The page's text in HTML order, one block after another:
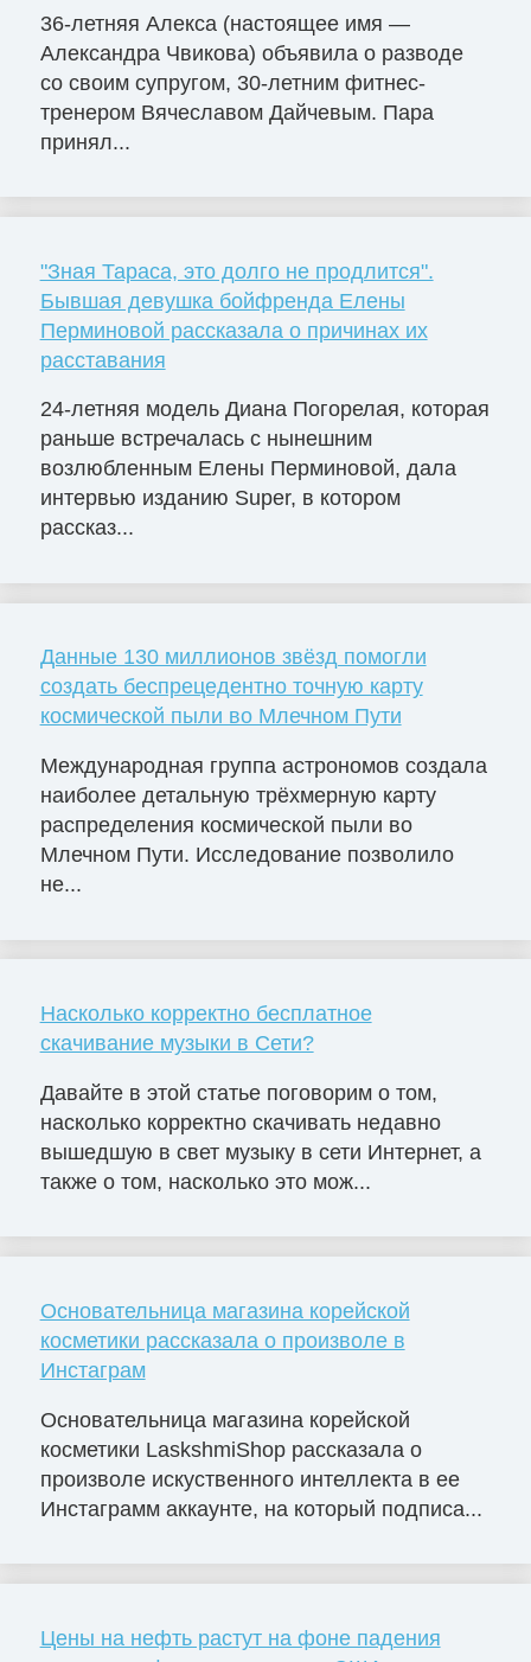
36-летняя Алекса (настоящее имя —
Александра Чвикова) объявила о разводе
со своим супругом, 30-летним фитнес-
тренером Вячеславом Дайчевым. Пара
принял...
"Зная Тараса, это долго не продлится".
Бывшая девушка бойфренда Елены
Перминовой рассказала о причинах их
расставания
24-летняя модель Диана Погорелая, которая
раньше встречалась с нынешним
возлюбленным Елены Перминовой, дала
интервью изданию Super, в котором
рассказ...
Данные 130 миллионов звёзд помогли
создать беспрецедентно точную карту
космической пыли во Млечном Пути
Международная группа астрономов создала
наиболее детальную трёхмерную карту
распределения космической пыли во
Млечном Пути. Исследование позволило
не...
Насколько корректно бесплатное
скачивание музыки в Сети?
Давайте в этой статье поговорим о том,
насколько корректно скачивать недавно
вышедшую в свет музыку в сети Интернет, а
также о том, насколько это мож...
Основательница магазина корейской
косметики рассказала о произволе в
Инстаграм
Основательница магазина корейской
косметики LaskshmiShop рассказала о
произволе искуственного интеллекта в ее
Инстаграмм аккаунте, на который подписа...
Цены на нефть растут на фоне падения